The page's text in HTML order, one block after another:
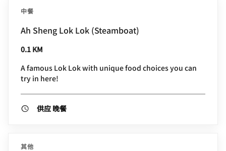
中餐
Ah Sheng Lok Lok (Steamboat)
0.1 KM
A famous Lok Lok with unique food choices you can
try in here!
供应 晚餐
其他